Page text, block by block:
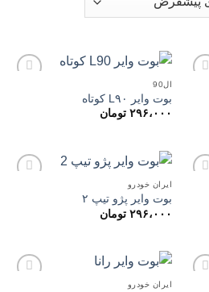
مندی
ها
مندی
ها
ال90
بوت وایر L۹۰ کوتاه
۲۹۶،۰۰۰ تومان
ها
مندی
ها
ایران خودرو
بوت وایر پژو تیپ ۲
۲۹۶،۰۰۰ تومان
ایران خودرو